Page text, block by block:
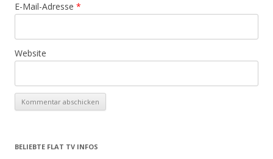
E-Mail-Adresse *
Website
BELIEBTE FLAT TV INFOS